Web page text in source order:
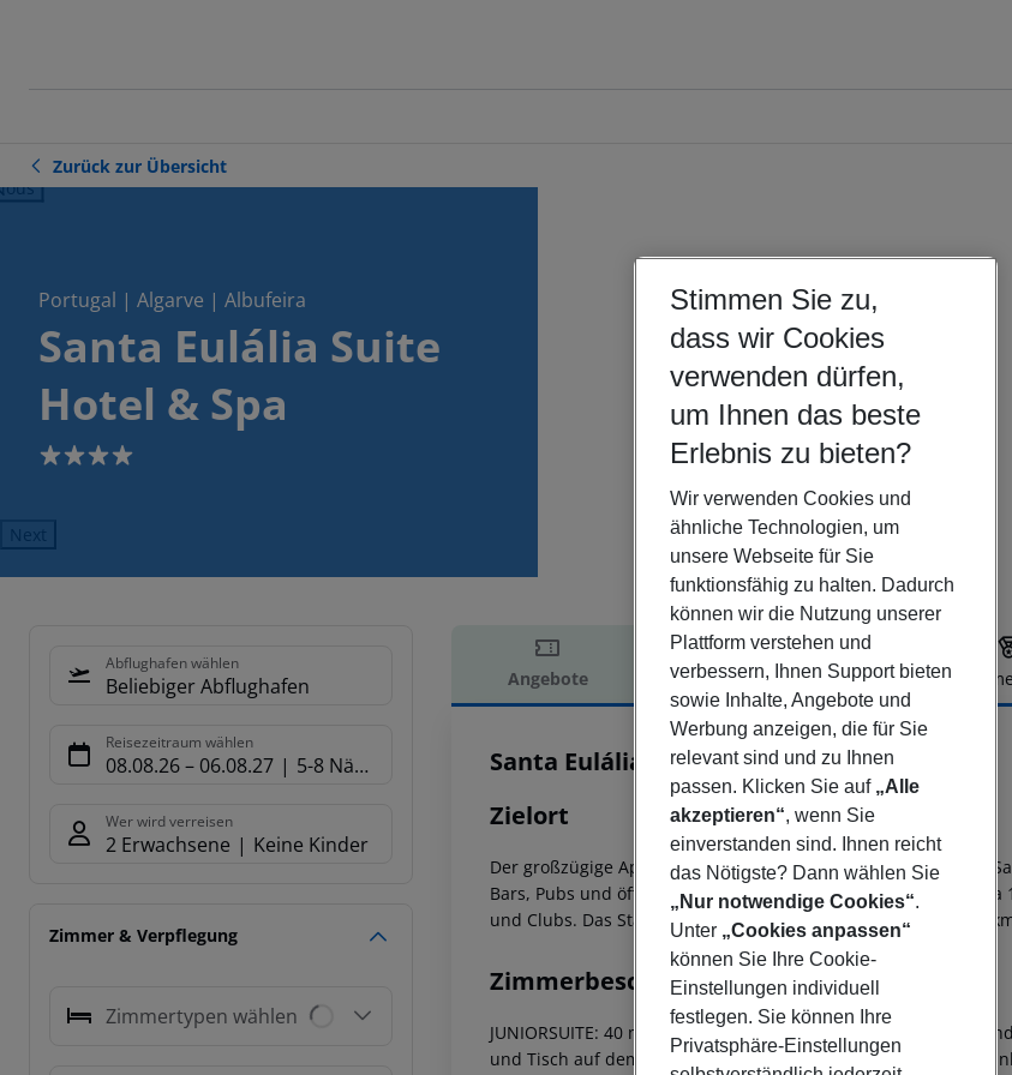
Zurück zur Übersicht
Portugal | Algarve | Albufeira
Santa Eulália Suite
Hotel & Spa
4
Next
Abflughafen wählen
Beliebiger Abflughafen
Reisezeitraum wählen
08.08.26– 06.08.27 5-8 Nächte
Wer wird verreisen
2 Erwachsene Keine Kinder
Zimmer & Verpflegung
Zimmertypen wählen
Angebote Hotelbeschreibung
Hotelbeschreibung
Santa Eulália Suite Hotel & Spa
4
Zielort
Der großzügige Apartment-Komplex liegt etwa 650 Meter vom
Bars, Pubs und öffentliche Verkehrsmittel befinden sich in
und Clubs. Das Stadtzentrum Albufeiras befindet sich in ca. 2
Zimmerbeschreibung
JUNIORSUITE: 40 m2 Fläche, mit einem Schlafzimmerbereich
und Tisch auf dem Balkon, Sat-TV, Klimaanlage, Fön,
Stimmen Sie zu,
dass wir Cookies
verwenden dürfen,
um Ihnen das beste
Erlebnis zu bieten?
Wir verwenden Cookies und
ähnliche Technologien, um
unsere Webseite für Sie
funktionsfähig zu halten. Dadurch
können wir die Nutzung unserer
Plattform verstehen und
verbessern, Ihnen Support bieten
sowie Inhalte, Angebote und
Werbung anzeigen, die für Sie
relevant sind und zu Ihnen
passen. Klicken Sie auf „Alle
akzeptieren“, wenn Sie
einverstanden sind. Ihnen reicht
das Nötigste? Dann wählen Sie
„Nur notwendige Cookies“.
Unter „Cookies anpassen“
können Sie Ihre Cookie-
Einstellungen individuell
festlegen. Sie können Ihre
Privatsphäre-Einstellungen